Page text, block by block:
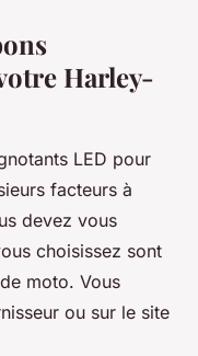
Harley-
LED pour
facteurs à
devez vous
choisissez sont
moto. Vous
ou sur le site